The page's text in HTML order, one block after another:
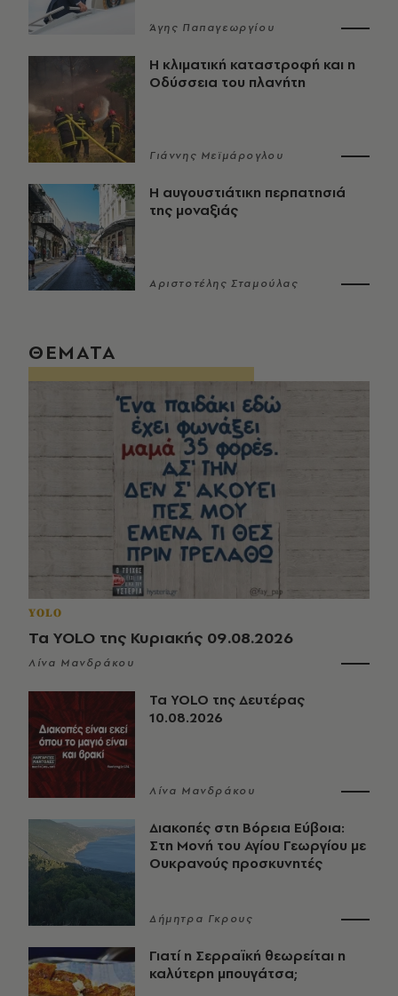
Άγης Παπαγεωργίου
Η κλιματική καταστροφή και η
Οδύσσεια του πλανήτη
Γιάννης Μεϊμάρογλου
Η αυγουστιάτικη περπατησιά
της μοναξιάς
Αριστοτέλης Σταμούλας
ΘΕΜΑΤΑ
YOLO
Τα YOLO της Κυριακής 09.08.2026
Λίνα Μανδράκου
Τα YOLO της Δευτέρας
10.08.2026
Λίνα Μανδράκου
Διακοπές στη Βόρεια Εύβοια:
Στη Μονή του Αγίου Γεωργίου με
Ουκρανούς προσκυνητές
Δήμητρα Γκρους
Γιατί η Σερραϊκή θεωρείται η
καλύτερη μπουγάτσα;